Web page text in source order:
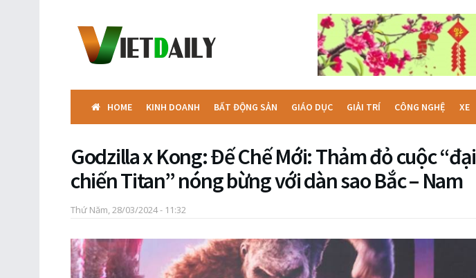
HOME KINH DOANH BẤT ĐỘNG SẢN GIÁO DỤC GIẢI TRÍ CÔNG NGHỆ XE
Godzilla x Kong: Đế Chế Mới: Thảm đỏ cuộc “đại
chiến Titan” nóng bừng với dàn sao Bắc – Nam
Thứ Năm, 28/03/2024 - 11:32